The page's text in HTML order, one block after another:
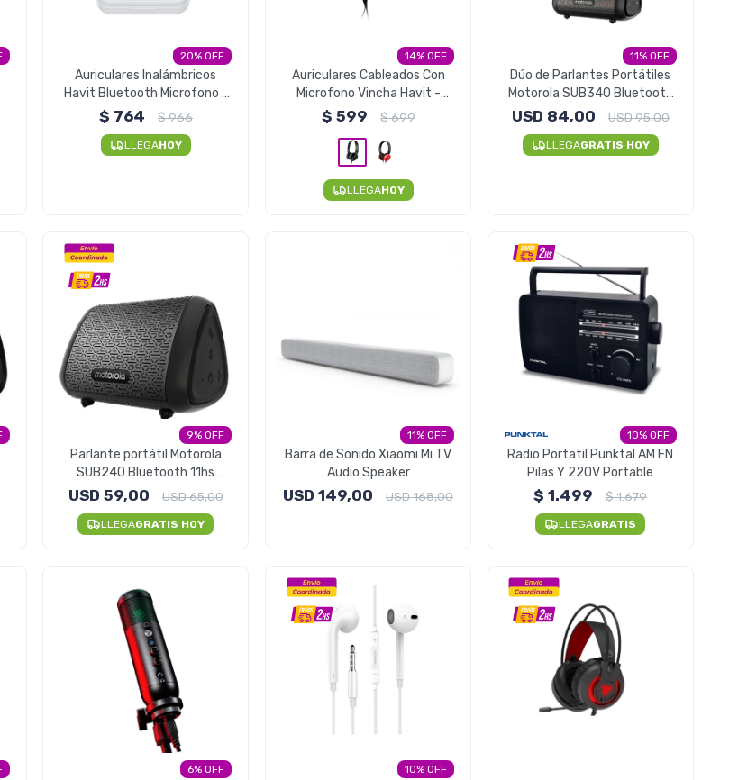
20
Auriculares Inalámbricos
Havit Bluetooth Microfono -
Blanco
$ 764 $966
LLEGAHOY
14
Auriculares Cableados Con
Microfono Vincha Havit -
Negro
$ 599 $699
LLEGAHOY
11
Dúo de Parlantes Portátiles
Motorola SUB340 Bluetooth
Resistentes Al Agua
USD 84,00 USD95,00
LLEGAGRATIS HOY
9
Parlante portátil Motorola
SUB240 Bluetooth 11hs
Waterproof
USD 59,00 USD65,00
LLEGAGRATIS HOY
11
Barra de Sonido Xiaomi Mi TV
Audio Speaker
USD 149,00 USD168,00
10
Radio Portatil Punktal AM FN
Pilas Y 220V Portable
$ 1.499 $1.679
LLEGAGRATIS
6 10